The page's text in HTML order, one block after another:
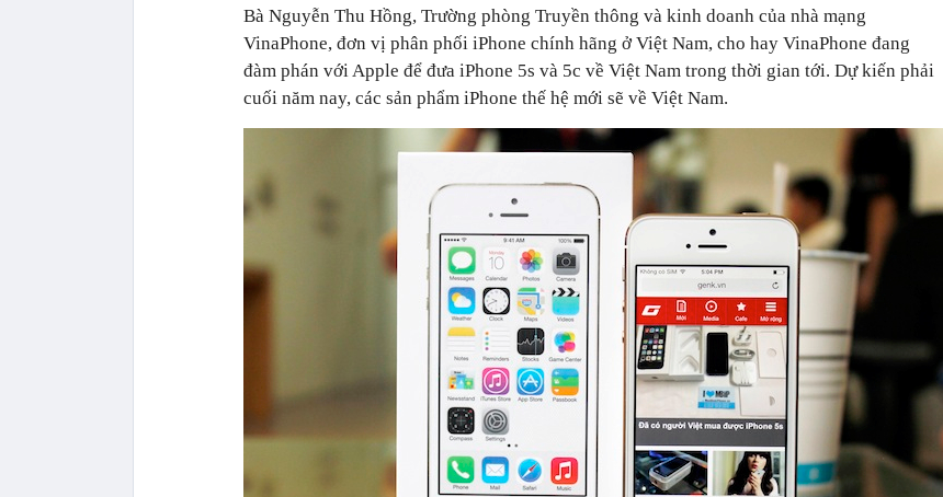
Bà Nguyễn Thu Hồng, Trường phòng Truyền thông và kinh doanh của nhà mạng
VinaPhone, đơn vị phân phối iPhone chính hãng ở Việt Nam, cho hay VinaPhone đang
đàm phán với Apple để đưa iPhone 5s và 5c về Việt Nam trong thời gian tới. Dự kiến phải
cuối năm nay, các sản phẩm iPhone thế hệ mới sẽ về Việt Nam.